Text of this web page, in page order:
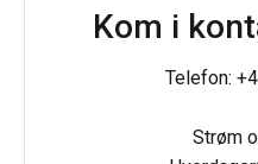
Kom i
Telefon:
Strøm